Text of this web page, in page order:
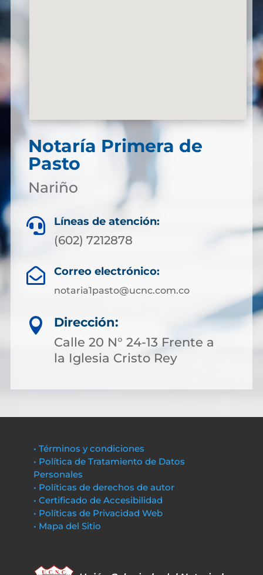
Notaría Primera de
Pasto
Nariño
 Líneas de atención:
(602) 7212878
 Correo electrónico:
notaria1pasto@ucnc.com.co

Dirección:
Calle 20 N° 24-13 Frente a
la Iglesia Cristo Rey
• Términos y condiciones
• Política de Tratamiento de Datos
Personales
• Políticas de derechos de autor
• Certificado de Accesibilidad
• Políticas de Privacidad Web
• Mapa del Sitio